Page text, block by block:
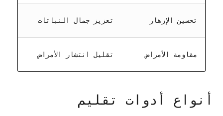
تحسين الإزهار تعزيز جمال النباتات
مقاومة الأمراض تقليل انتشار الأمراض
أنواع أدوات تقليم